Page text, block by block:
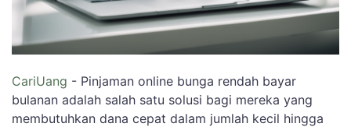
CariUang - Pinjaman online bunga rendah bayar
bulanan adalah salah satu solusi bagi mereka yang
membutuhkan dana cepat dalam jumlah kecil hingga